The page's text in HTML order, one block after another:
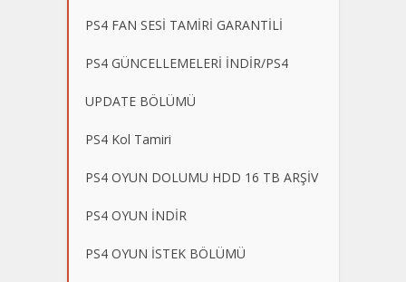
PS4 FAN SESİ TAMİRİ GARANTİLİ
PS4 GÜNCELLEMELERİ İNDİR/PS4
UPDATE BÖLÜMÜ
PS4 Kol Tamiri
PS4 OYUN DOLUMU HDD 16 TB ARŞİV
PS4 OYUN İNDİR
PS4 OYUN İSTEK BÖLÜMÜ